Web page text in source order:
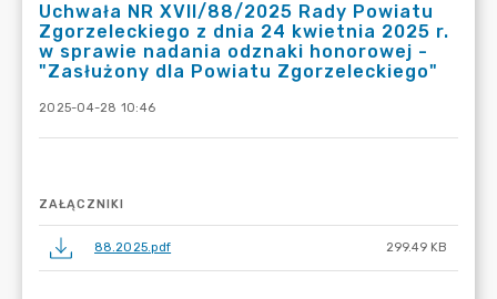
Uchwała NR XVII/88/2025 Rady Powiatu
Zgorzeleckiego z dnia 24 kwietnia 2025 r.
w sprawie nadania odznaki honorowej -
"Zasłużony dla Powiatu Zgorzeleckiego"
2025-04-28 10:46
ZAŁĄCZNIKI
88.2025.pdf 299.49 KB